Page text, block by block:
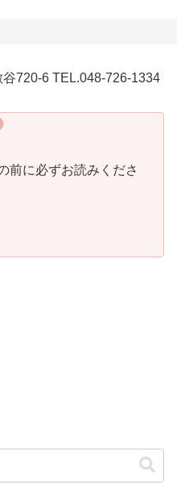
720-6 TEL.048-726-1334
前に必ずお読みくださ